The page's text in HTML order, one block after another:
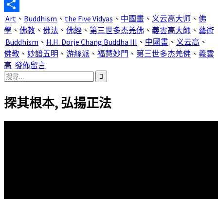
Email
分
享
Art 、 Buddhism 、 the Five Vidyas 、 中國畫 、 义云高大师 、 佛
學 、 佛教 、 佛法 、 佛經 、 第三世多杰羌佛 、 義雲高大師 、 藝術
Buddhism 、 H.H. Dorje Chang Buddha III 、 中國畫 、 义云高 、
佛教 、 妙諳五明 、 游絲派 、 福慧妙門 、 第三世多杰羌佛 、 義雲
高 發佈留言
搜
關
鍵
字:
探其根本, 弘揚正法